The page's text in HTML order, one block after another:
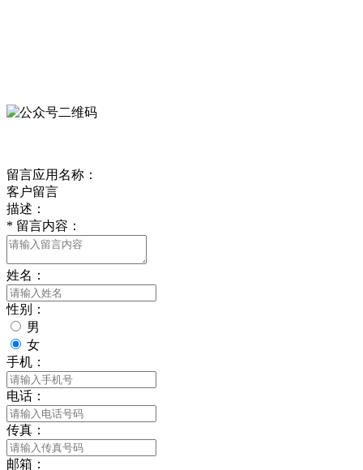
留言应用名称：
客户留言
描述：
* 留言内容：
姓名：
性别：
男
女
手机：
电话：
传真：
邮箱：